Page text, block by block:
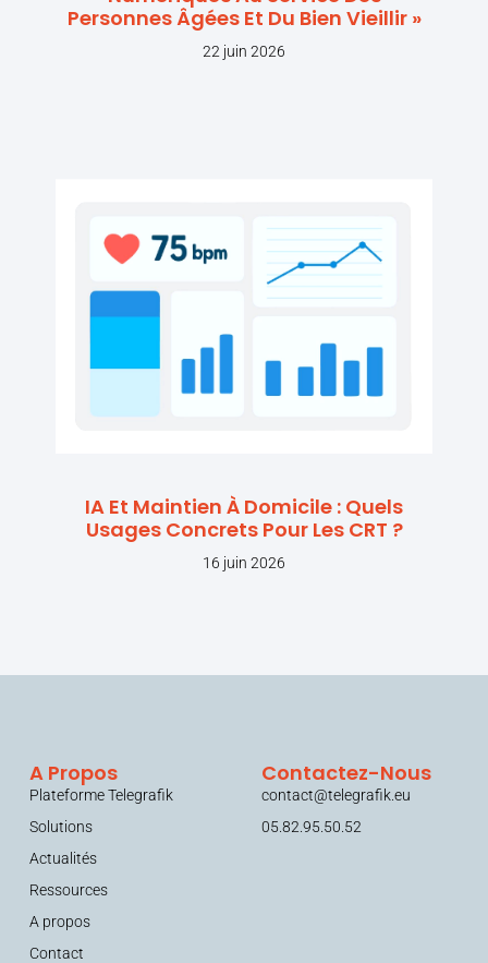
Personnes Âgées Et Du Bien Vieillir »
22 juin 2026
IA Et Maintien À Domicile : Quels
Usages Concrets Pour Les CRT ?
16 juin 2026
A Propos
Plateforme Telegrafik
Solutions
Actualités
Ressources
A propos
Contact
Contactez-Nous
contact@telegrafik.eu
05.82.95.50.52